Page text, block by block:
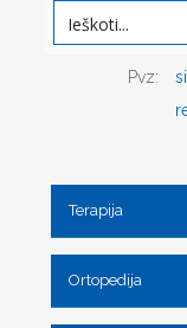
Pvz:
Terapija
Ortopedija